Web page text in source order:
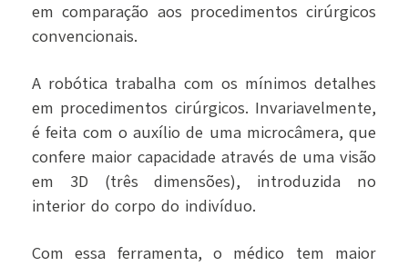
em comparação aos procedimentos cirúrgicos
convencionais.
A robótica trabalha com os mínimos detalhes
em procedimentos cirúrgicos. Invariavelmente,
é feita com o auxílio de uma microcâmera, que
confere maior capacidade através de uma visão
em 3D (três dimensões), introduzida no
interior do corpo do indivíduo.
Com essa ferramenta, o médico tem maior